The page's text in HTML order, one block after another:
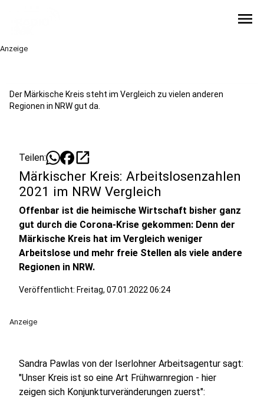
menu
Anzeige
Der Märkische Kreis steht im Vergleich zu vielen anderen
Regionen in NRW gut da.
Teilen: open_in_new
Märkischer Kreis: Arbeitslosenzahlen
2021 im NRW Vergleich
Offenbar ist die heimische Wirtschaft bisher ganz
gut durch die Corona-Krise gekommen: Denn der
Märkische Kreis hat im Vergleich weniger
Arbeitslose und mehr freie Stellen als viele andere
Regionen in NRW.
Veröffentlicht: Freitag, 07.01.2022 06:24
Anzeige
Sandra Pawlas von der Iserlohner Arbeitsagentur sagt:
"Unser Kreis ist so eine Art Frühwarnregion - hier
zeigen sich Konjunkturveränderungen zuerst":